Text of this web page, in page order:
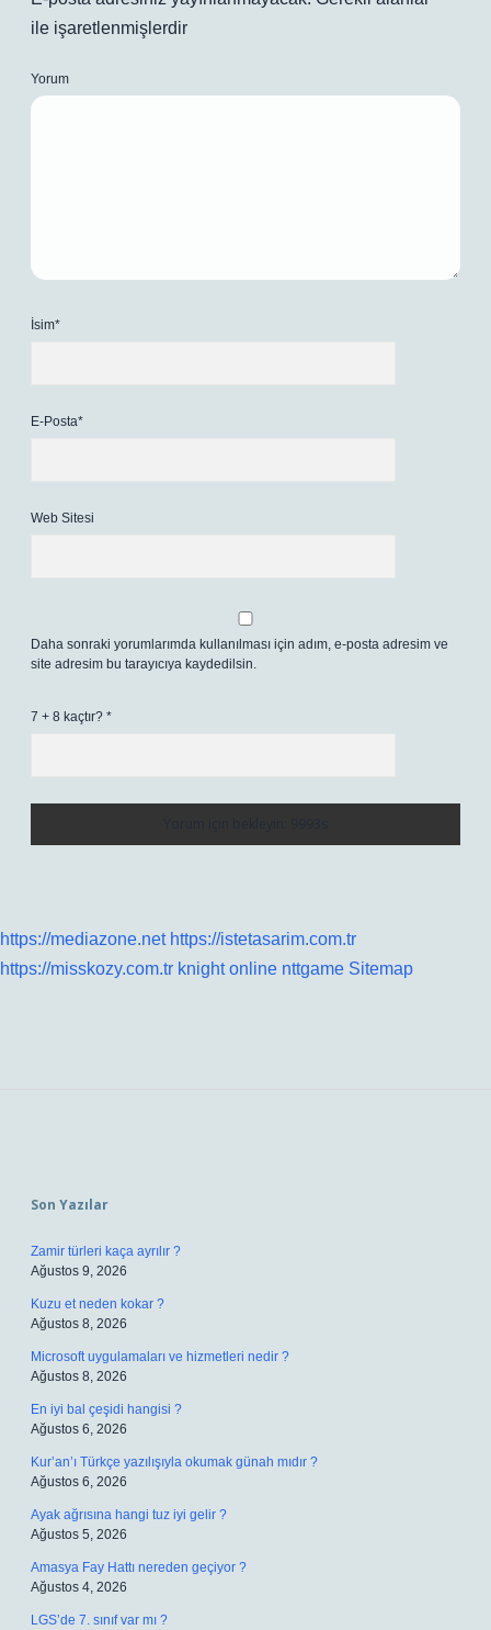
ile işaretlenmişlerdir
Yorum
İsim*
E-Posta*
Web Sitesi
Daha sonraki yorumlarımda kullanılması için adım, e-posta adresim ve
site adresim bu tarayıcıya kaydedilsin.
7 + 8 kaçtır? *
https://mediazone.net https://istetasarim.com.tr
https://misskozy.com.tr knight online nttgame Sitemap
Son Yazılar
Zamir türleri kaça ayrılır ?
Ağustos 9, 2026
Kuzu et neden kokar ?
Ağustos 8, 2026
Microsoft uygulamaları ve hizmetleri nedir ?
Ağustos 8, 2026
En iyi bal çeşidi hangisi ?
Ağustos 6, 2026
Kur’an’ı Türkçe yazılışıyla okumak günah mıdır ?
Ağustos 6, 2026
Ayak ağrısına hangi tuz iyi gelir ?
Ağustos 5, 2026
Amasya Fay Hattı nereden geçiyor ?
Ağustos 4, 2026
LGS’de 7. sınıf var mı ?